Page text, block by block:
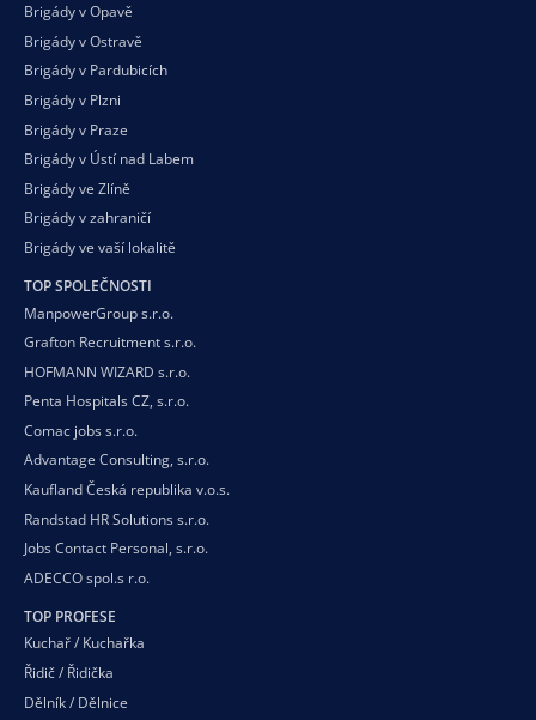
Brigády v Opavě
Brigády v Ostravě
Brigády v Pardubicích
Brigády v Plzni
Brigády v Praze
Brigády v Ústí nad Labem
Brigády ve Zlíně
Brigády v zahraničí
Brigády ve vaší lokalitě
TOP SPOLEČNOSTI
ManpowerGroup s.r.o.
Grafton Recruitment s.r.o.
HOFMANN WIZARD s.r.o.
Penta Hospitals CZ, s.r.o.
Comac jobs s.r.o.
Advantage Consulting, s.r.o.
Kaufland Česká republika v.o.s.
Randstad HR Solutions s.r.o.
Jobs Contact Personal, s.r.o.
ADECCO spol.s r.o.
TOP PROFESE
Kuchař / Kuchařka
Řidič / Řidička
Dělník / Dělnice